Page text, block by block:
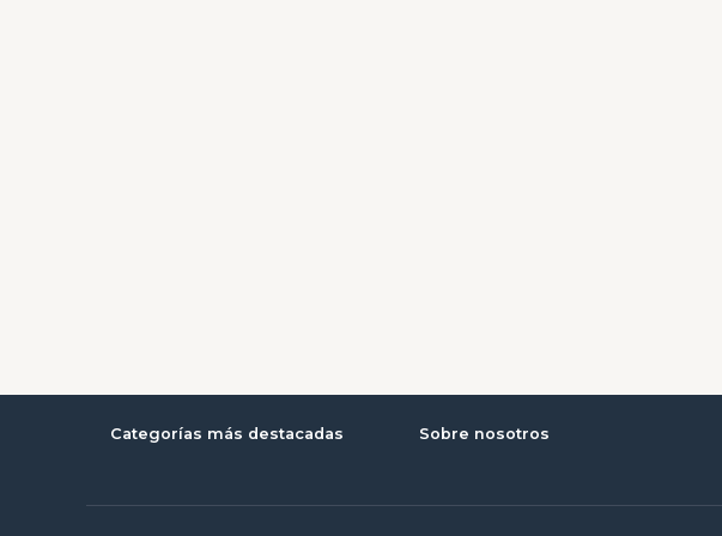
Categorías más destacadas Sobre nosotros